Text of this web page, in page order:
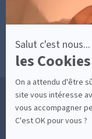
Salut c'est nous...
les
On a attendu d'être
site vous intéresse
vous accompagner
C'est OK pour vous ?
36 RUE DES
CLIQUEZ-ICI POUR